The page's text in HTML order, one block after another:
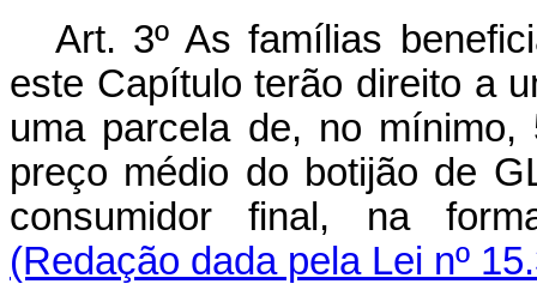
Art. 3º As famílias
este Capítulo terão direito a
uma parcela de, no
preço médio do botijão de
consumidor final, na
(Redação dada pela Lei nº